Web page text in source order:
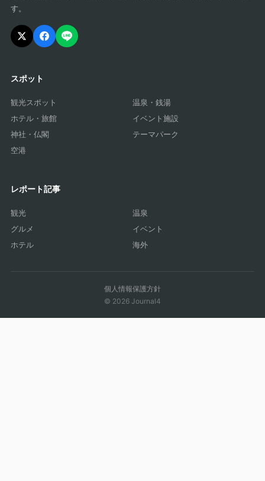
す。
スポット
観光スポット
温泉・銭湯
ホテル・旅館
イベント施設
神社・仏閣
テーマパーク
空港
レポート記事
観光
温泉
グルメ
イベント
ホテル
海外
個人情報保護方針
© 2026 Journal4